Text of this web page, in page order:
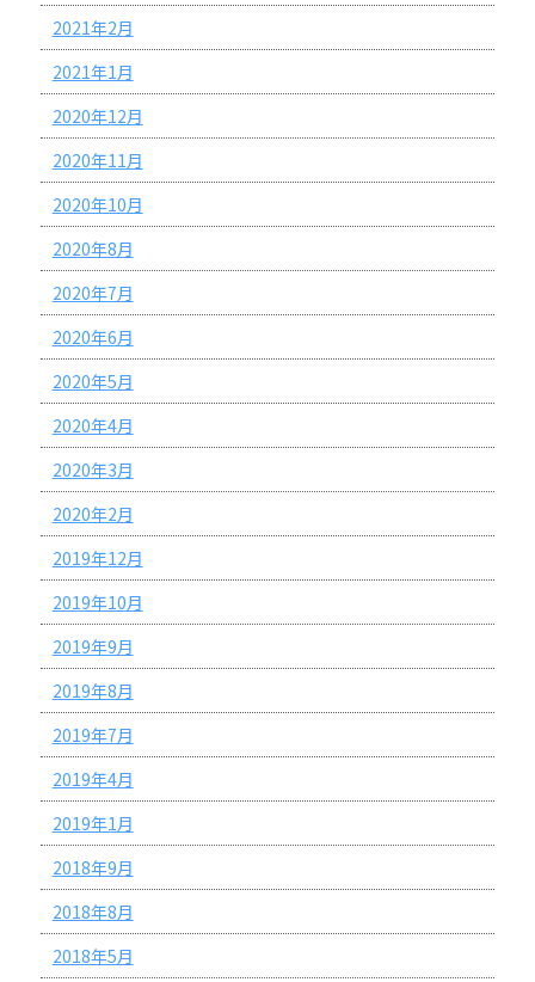
2021年2月
2021年1月
2020年12月
2020年11月
2020年10月
2020年8月
2020年7月
2020年6月
2020年5月
2020年4月
2020年3月
2020年2月
2019年12月
2019年10月
2019年9月
2019年8月
2019年7月
2019年4月
2019年1月
2018年9月
2018年8月
2018年5月